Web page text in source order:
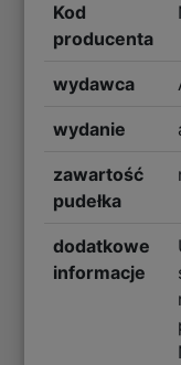
Kod
producenta
wydawca
wydanie
zawartość
pudełka
dodatkowe
informacje